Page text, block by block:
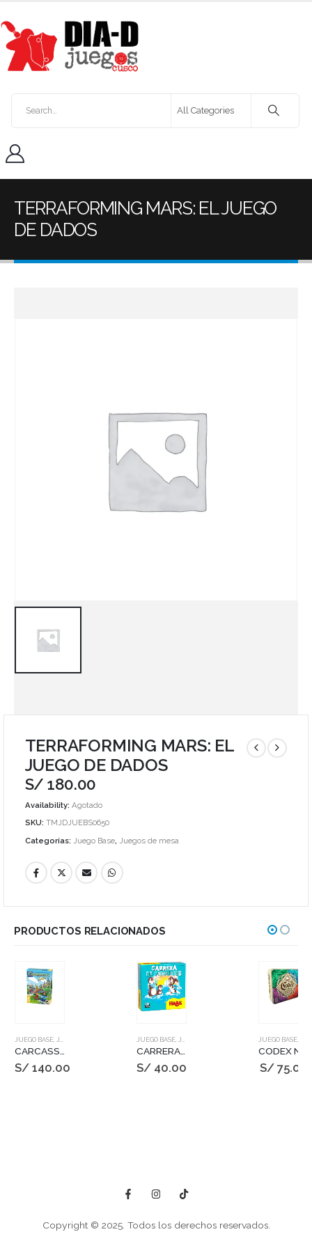
TERRAFORMING MARS: EL JUEGO
DE DADOS
TERRAFORMING MARS: EL
JUEGO DE DADOS
S/ 180.00
Availability: Agotado
SKU: TMJDJUEBS0650
Categorías: Juego Base, Juegos de mesa
PRODUCTOS RELACIONADOS
JUEGO BASE, JUEGOS DE MESA
S/140.00
JUEGO BASE, JUEGOS DE MESA
CARRERA DE PINGUINOS
S/ 40.00
JUEGO BASE,
S/75.00
Copyright © 2025. Todos los derechos reservados.